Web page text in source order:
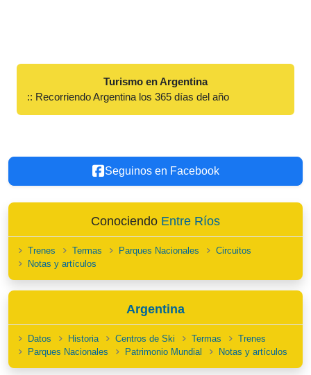
Turismo en Argentina
:: Recorriendo Argentina los 365 días del año
Seguinos en Facebook
Conociendo Entre Ríos
Trenes Termas Parques Nacionales
Circuitos
Notas y artículos
Argentina
Datos Historia Centros de Ski Termas
Trenes
Parques Nacionales
Patrimonio Mundial Notas y artículos